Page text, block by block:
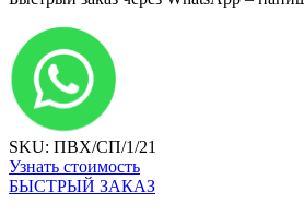
SKU: ПВХ/СП/1/21
Узнать стоимость
БЫСТРЫЙ ЗАКАЗ